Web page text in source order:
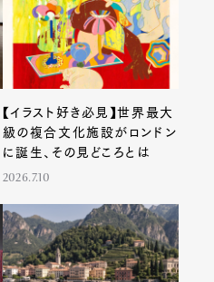
【イラスト好き必見】世界最大
級の複合文化施設がロンドン
に誕生、その見どころとは
2026.7.10